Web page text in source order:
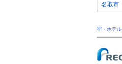
名取市
宿・ホテル